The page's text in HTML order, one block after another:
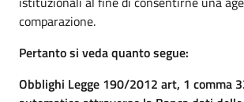
comparazione.
Pertanto si veda quanto segue:
Obblighi Legge 190/2012 art, 1 comma